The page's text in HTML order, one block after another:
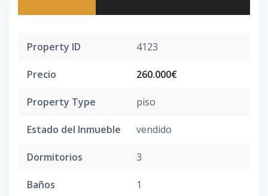
Property ID 4123
Precio 260.000€
Property Type piso
Estado del Inmueble vendido
Dormitorios 3
Baños 1